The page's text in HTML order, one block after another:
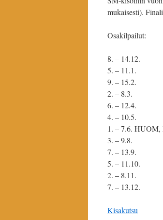
mukaisesti).
Osakilpailut:
8. – 14.12.
5. – 11.1.
9. – 15.2.
2. – 8.3.
6. – 12.4.
4. – 10.5.
1. – 7.6. HUOM,
3. – 9.8.
7. – 13.9.
5. – 11.10.
2. – 8.11.
7. – 13.12.
Kisakutsu